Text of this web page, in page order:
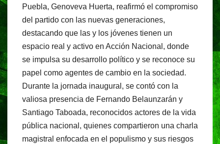
Puebla, Genoveva Huerta, reafirmó el compromiso
del partido con las nuevas generaciones,
destacando que las y los jóvenes tienen un
espacio real y activo en Acción Nacional, donde
se impulsa su desarrollo político y se reconoce su
papel como agentes de cambio en la sociedad.
Durante la jornada inaugural, se contó con la
valiosa presencia de Fernando Belaunzarán y
Santiago Taboada, reconocidos actores de la vida
pública nacional, quienes compartieron una charla
magistral enfocada en el populismo y sus riesgos